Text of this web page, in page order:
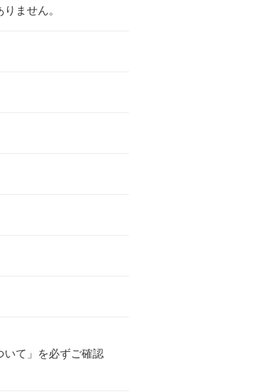
ません。
いて」を必ずご確認